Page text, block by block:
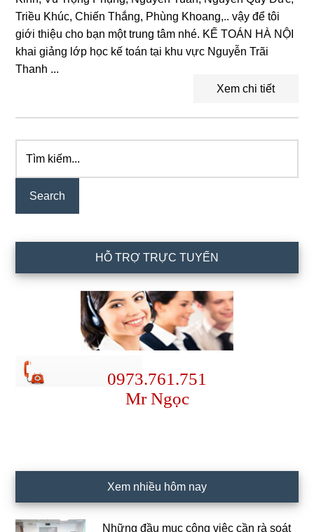
Triều Khúc, Chiến Thắng, Phùng Khoang,.. vậy để tôi
giới thiệu cho bạn một trung tâm nhé. KẾ TOÁN HÀ NỘI
khai giảng lớp học kế toán tại khu vực Nguyễn Trãi
Thanh ...
Xem chi tiết
Primary
Sidebar
kiếm...
HỖ TRỢ TRỰC TUYẾN
0973.761.751
Mr Ngọc
Xem nhiều hôm nay
Những đầu mục công việc cần rà soát